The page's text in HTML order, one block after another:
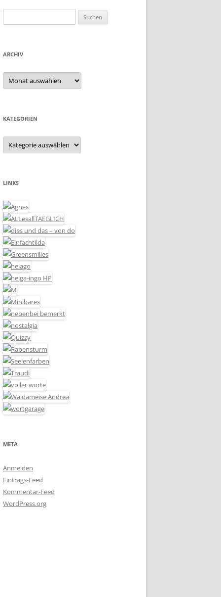
nach:
ARCHIV
Archiv
KATEGORIEN
Kategorien
LINKS
META
Anmelden
Eintrags-Feed
Kommentar-Feed
WordPress.org